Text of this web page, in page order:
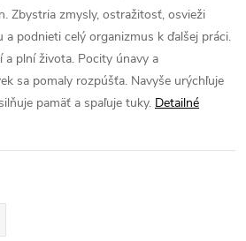
Zbystria zmysly, ostražitosť, osvieži
a podnieti celý organizmus k ďalšej práci.
a plní života. Pocity únavy a
sa pomaly rozpúšťa. Navyše urýchľuje
pamäť a spaľuje tuky. Detailné